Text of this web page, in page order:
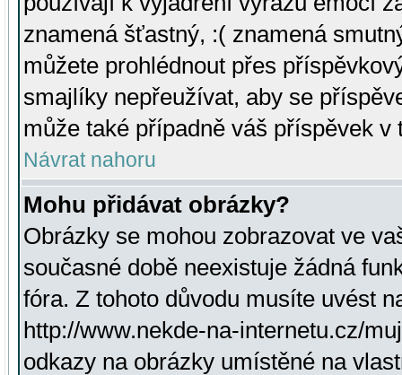
znamená šťastný, :( znamená
můžete prohlédnout přes
smajlíky nepřeužívat, aby se
může také případně váš příspěvek v
Návrat nahoru
Mohu přidávat obrázky?
Obrázky se mohou zobrazovat ve
současné době neexistuje žádná
fóra. Z tohoto důvodu musíte uvést
http://www.nekde-na-internetu.cz/
odkazy na obrázky umístěné na